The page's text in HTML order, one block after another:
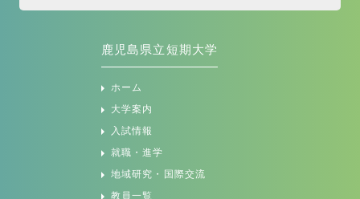
鹿児島県立短期大学
ホーム
大学案内
入試情報
就職・進学
地域研究・国際交流
教員一覧